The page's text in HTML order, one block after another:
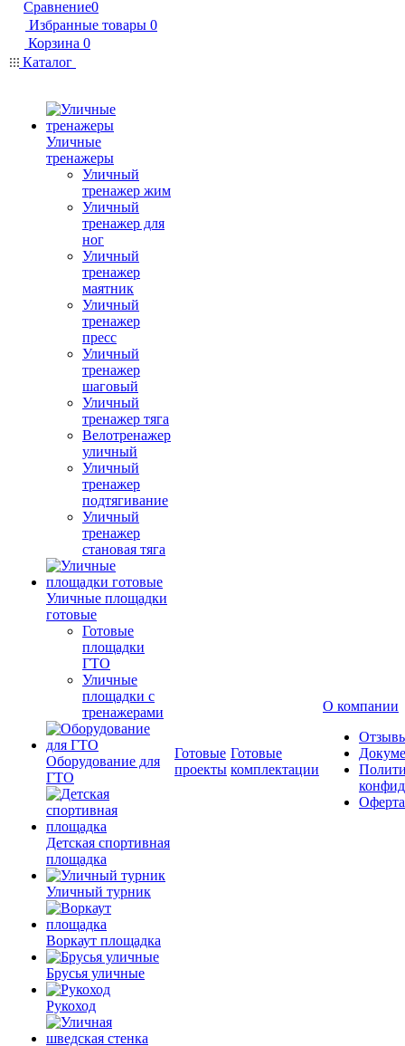
Сравнение0
Избранные товары 0
Корзина 0
Каталог
Уличные
тренажеры
Уличный
тренажер жим
Уличный
тренажер для
ног
Уличный
тренажер
маятник
Уличный
тренажер
пресс
Уличный
тренажер
шаговый
Уличный
тренажер тяга
Велотренажер
уличный
Уличный
тренажер
подтягивание
Уличный
тренажер
становая тяга
Уличные площадки
готовые
Готовые
площадки
ГТО
Уличные
площадки с
тренажерами
Оборудование для
ГТО
Детская спортивная
площадка
Уличный турник
Воркаут площадка
Брусья уличные
Рукоход
Готовые
проекты
Готовые
комплектации
О компании
Оферта